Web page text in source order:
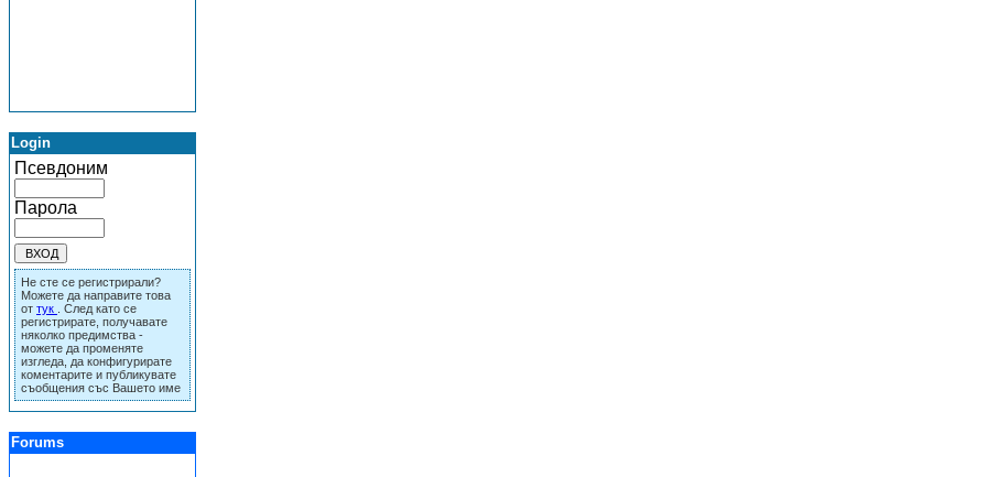
Login
Псевдоним
Парола
Не сте се регистрирали?
Можете да направите това
от тук
. След като се
регистрирате, получавате
няколко предимства -
можете да променяте
изгледа, да конфигурирате
коментарите и публикувате
съобщения със Вашето име
Forums